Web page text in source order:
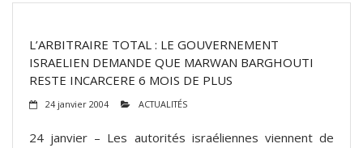
L’ARBITRAIRE TOTAL : LE GOUVERNEMENT
ISRAELIEN DEMANDE QUE MARWAN BARGHOUTI
RESTE INCARCERE 6 MOIS DE PLUS
24 janvier 2004 ACTUALITÉS
24 janvier – Les autorités israéliennes viennent de